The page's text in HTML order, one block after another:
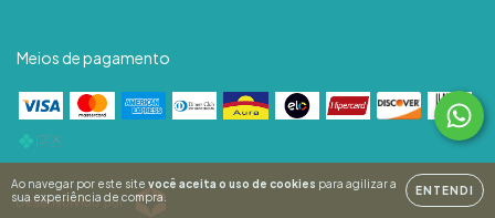
Ao navegar por este site você aceita o uso de cookies para agilizar a
sua experiência de compra.
ENTENDI
Meios de pagamento